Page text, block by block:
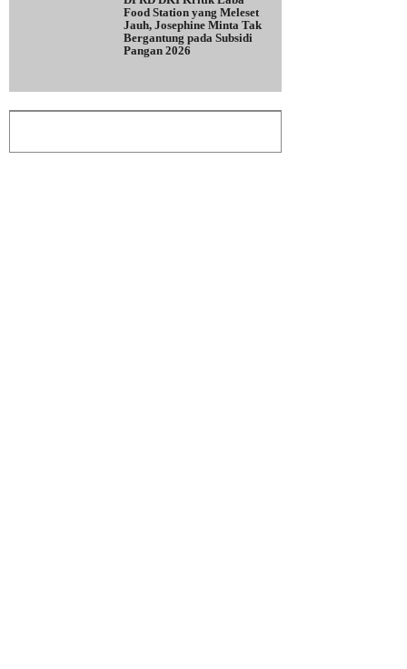
Food Station yang Meleset
Jauh, Josephine Minta Tak
Bergantung pada Subsidi
Pangan 2026